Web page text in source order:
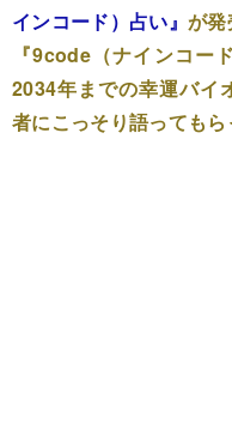
インコード）占い』 が発
『9code（ナインコー
2034年までの幸運バイ
者にこっそり語っても